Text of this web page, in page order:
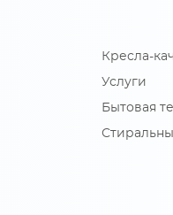
Кресла-
Услуги
Бытовая